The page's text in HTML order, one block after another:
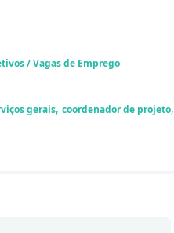
/ Vagas de Emprego
gerais, coordenador de projeto,